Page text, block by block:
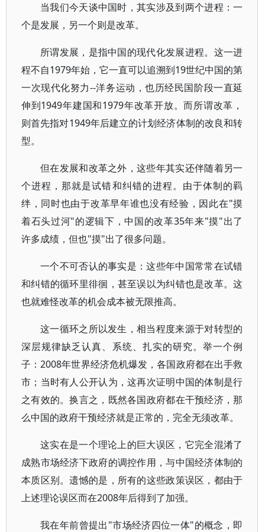
当我们今天谈中国时，其实涉及到两个进程：一
个是发展，另一个则是改革。
所谓发展，是指中国的现代化发展进程。这一进
程不自1979年始，它一直可以追溯到19世纪中国的第
一次现代化努力--洋务运动，也历经民国阶段一直延
伸到1949年建国和1979年改革开放。而所谓改革，
则首先指对1949年后建立的计划经济体制的改良和转
型。
但在发展和改革之外，这些年其实还伴随着另一
个进程，那就是试错和纠错的进程。由于体制的羁
绊，同时也由于改革早年谁也没有经验，因此在"摸
着石头过河"的逻辑下，中国的改革35年来"摸"出了
许多成绩，但也"摸"出了很多问题。
一个不可否认的事实是：这些年中国常常在试错
和纠错的循环里徘徊，甚至误以为纠错也是改革。这
也就难怪改革的机会成本被无限推高。
这一循环之所以发生，相当程度来源于对转型的
深层规律缺乏认真、系统、扎实的研究。举一个例
子：2008年世界经济危机爆发，各国政府都在出手救
市；当时有人公开认为，这再次证明中国的体制是行
之有效的。换言之，既然各国政府都在干预经济，那
么中国的政府干预经济就是正常的，完全无须改革。
这实在是一个理论上的巨大误区，它完全混淆了
成熟市场经济下政府的调控作用，与中国经济体制的
本质区别。遗憾的是，所有的这些政策误区，都由于
上述理论误区而在2008年后得到了加强。
我在年前曾提出"市场经济四位一体"的概念，即